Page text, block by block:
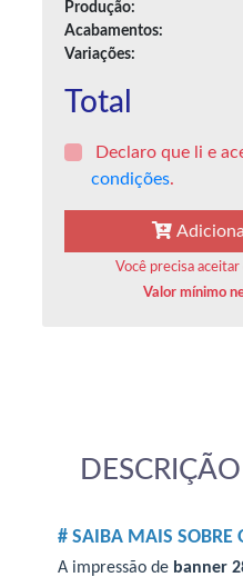
Produção:
Acabamentos:
Variações:
Total
Declaro que li e
condições.
Você precisa
Valor mínimo
# SAIBA MAIS SOBRE
A impressão de banner